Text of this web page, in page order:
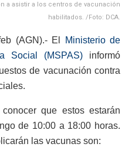
a asistir a los centros de vacunación
habilitados. /Foto: DCA.
(AGN).- El
Ministerio de
Social (MSPAS)informó
de vacunación contra
que estos estarán
de 10:00 a 18:00 horas.
las vacunas son: